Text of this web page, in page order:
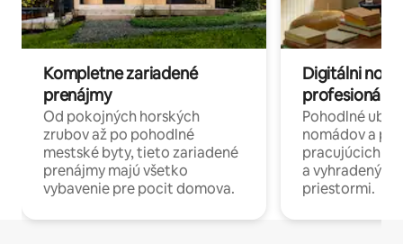
Kompletne zariadené
prenájmy
Od pokojných horských
zrubov až po pohodlné
mestské byty, tieto zariadené
prenájmy majú všetko
vybavenie pre pocit domova.
Digitálni
profesionáli
Pohodlné
nomádov a
pracujúcich
a
priestormi.